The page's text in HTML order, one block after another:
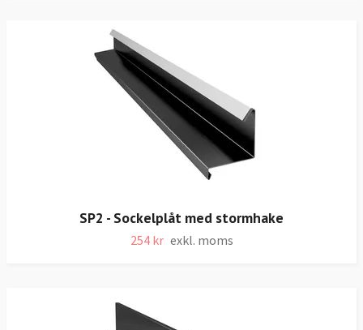
SP2 - Sockelplåt med stormhake
254 kr exkl. moms